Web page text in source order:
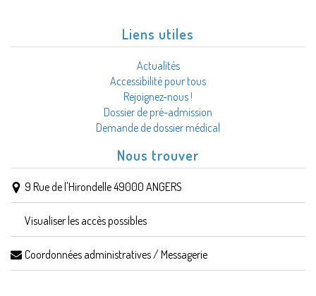
Liens utiles
Actualités
Accessibilité pour tous
Rejoignez-nous !
Dossier de pré-admission
Demande de dossier médical
Nous trouver
9 Rue de l'Hirondelle 49000 ANGERS
Visualiser les accès possibles
Coordonnées administratives / Messagerie